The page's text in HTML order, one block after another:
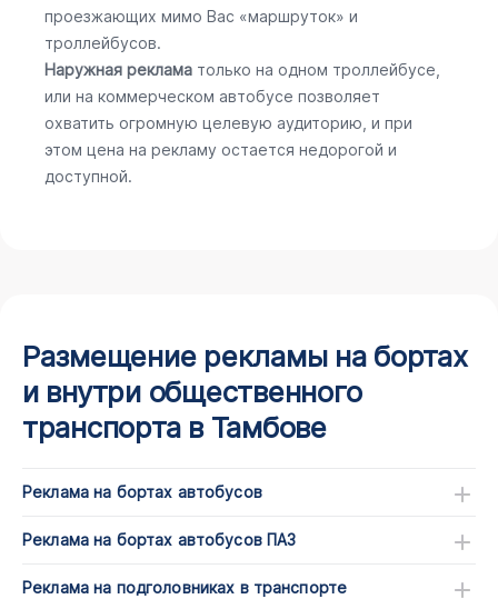
проезжающих мимо Вас «маршруток» и
троллейбусов.
Наружная реклама только на одном троллейбусе,
или на коммерческом автобусе позволяет
охватить огромную целевую аудиторию, и при
этом цена на рекламу остается недорогой и
доступной.
Размещение рекламы на бортах
и внутри общественного
транспорта в Тамбове
Реклама на бортах автобусов
Реклама на бортах автобусов ПАЗ
Реклама на подголовниках в транспорте